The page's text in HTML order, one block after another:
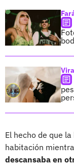
El hecho de que
habitación
descansaba en